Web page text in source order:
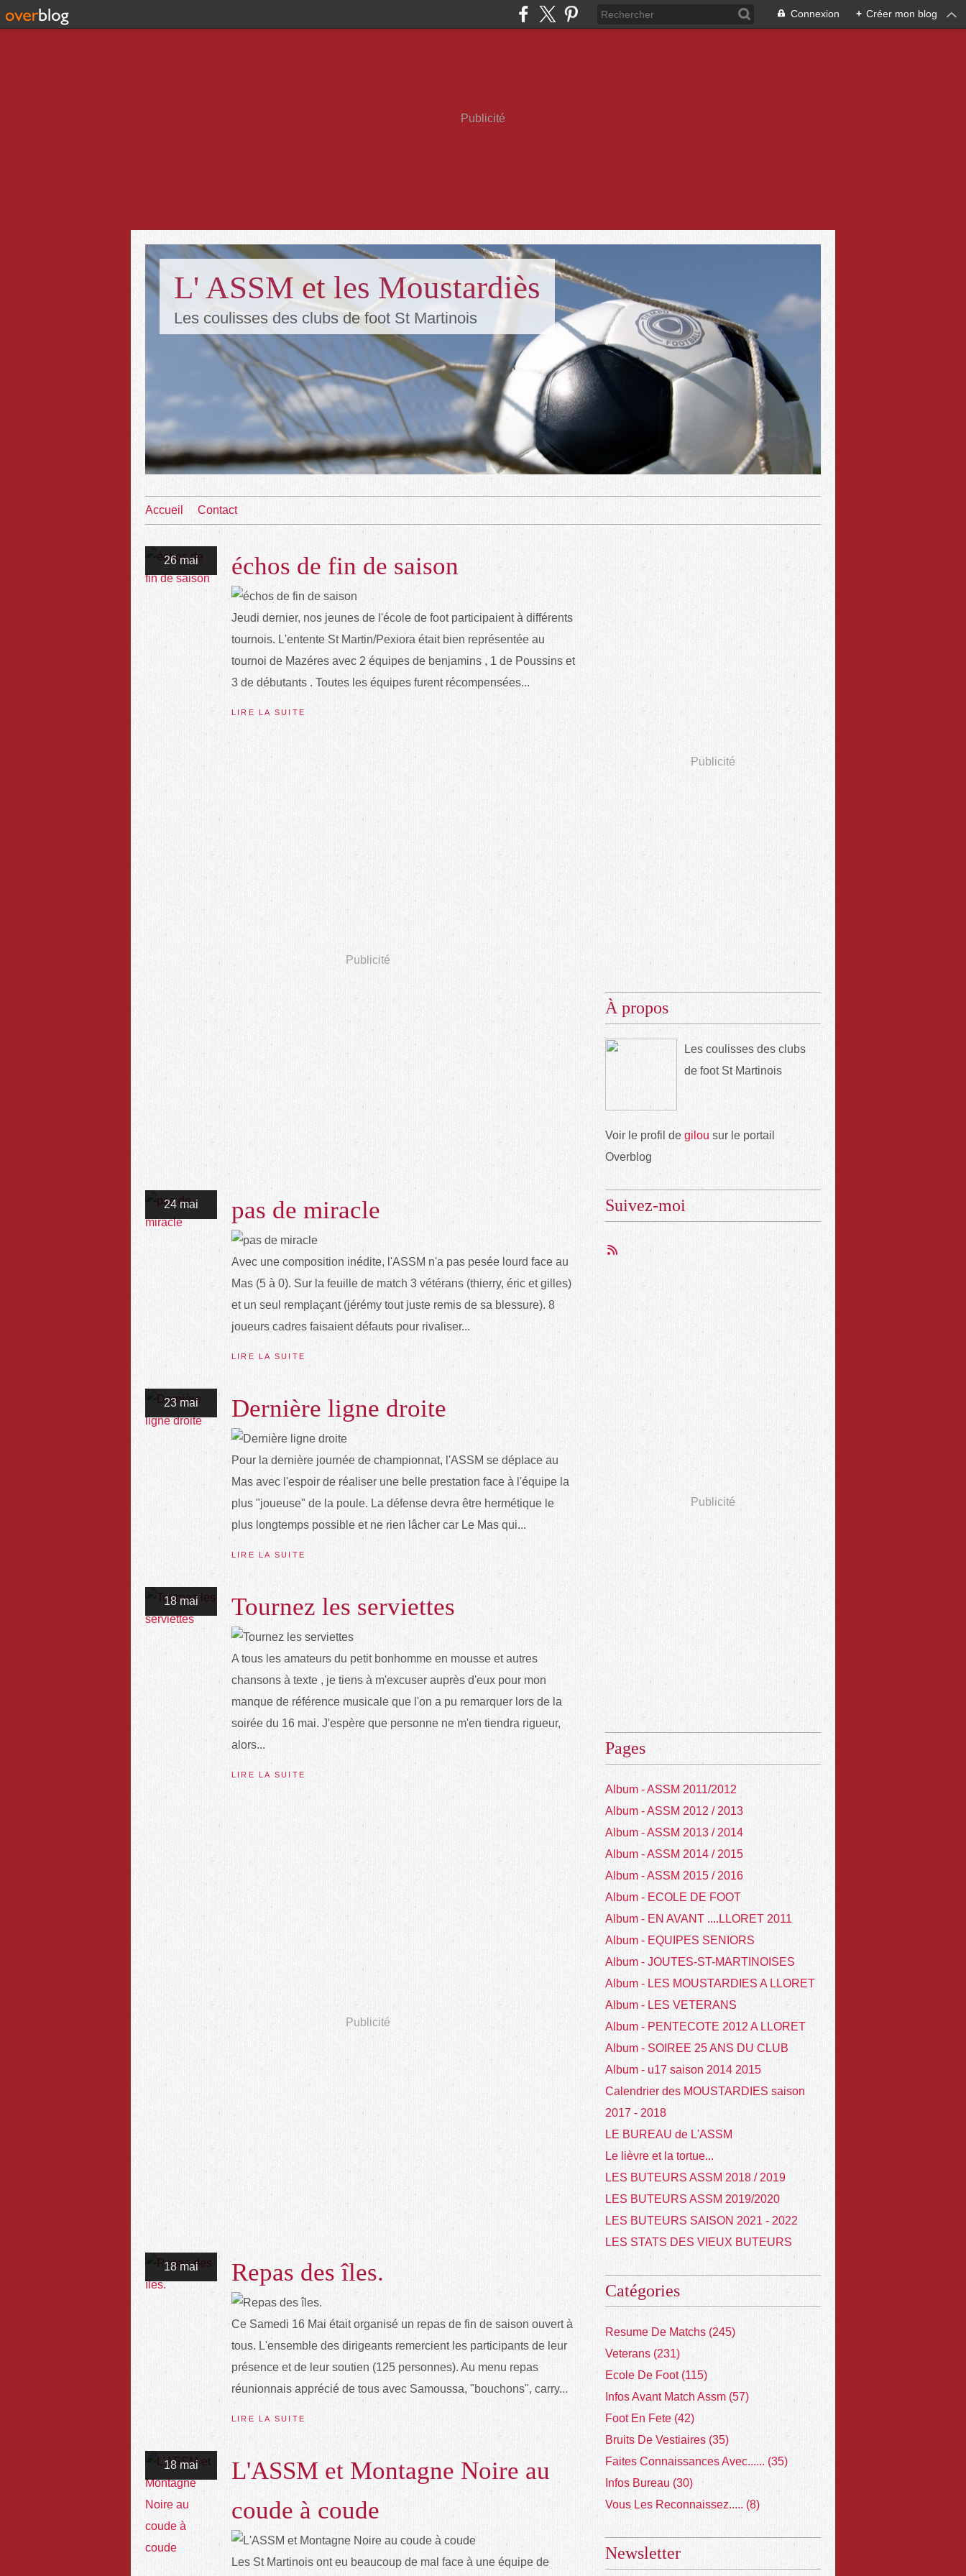
Connexion + Créer mon blog
Publicité
L' ASSM et les Moustardiès
Les coulisses des clubs de foot St Martinois
Accueil Contact
26 mai échos de fin de saison
Jeudi dernier, nos jeunes de l'école de foot participaient à différents
tournois. L'entente St Martin/Pexiora était bien représentée au
tournoi de Mazéres avec 2 équipes de benjamins , 1 de Poussins et
3 de débutants . Toutes les équipes furent récompensées...
LIRE LA SUITE
Publicité
24 mai pas de miracle
Avec une composition inédite, l'ASSM n'a pas pesée lourd face au
Mas (5 à 0). Sur la feuille de match 3 vétérans (thierry, éric et gilles)
et un seul remplaçant (jérémy tout juste remis de sa blessure). 8
joueurs cadres faisaient défauts pour rivaliser...
LIRE LA SUITE
23 mai Dernière ligne droite
Pour la dernière journée de championnat, l'ASSM se déplace au
Mas avec l'espoir de réaliser une belle prestation face à l'équipe la
plus "joueuse" de la poule. La défense devra être hermétique le
plus longtemps possible et ne rien lâcher car Le Mas qui...
LIRE LA SUITE
18 mai Tournez les serviettes
A tous les amateurs du petit bonhomme en mousse et autres
chansons à texte , je tiens à m'excuser auprès d'eux pour mon
manque de référence musicale que l'on a pu remarquer lors de la
soirée du 16 mai. J'espère que personne ne m'en tiendra rigueur,
alors...
LIRE LA SUITE
Publicité
18 mai Repas des îles.
Ce Samedi 16 Mai était organisé un repas de fin de saison ouvert à
tous. L'ensemble des dirigeants remercient les participants de leur
présence et de leur soutien (125 personnes). Au menu repas
réunionnais apprécié de tous avec Samoussa, "bouchons", carry...
LIRE LA SUITE
18 mai
L'ASSM et Montagne Noire au
coude à coude
Les St Martinois ont eu beaucoup de mal face à une équipe de
Publicité
À propos
Les coulisses des clubs
de foot St Martinois
Voir le profil de gilou sur le portail
Overblog
Suivez-moi
Publicité
Pages
Album - ASSM 2011/2012
Album - ASSM 2012 / 2013
Album - ASSM 2013 / 2014
Album - ASSM 2014 / 2015
Album - ASSM 2015 / 2016
Album - ECOLE DE FOOT
Album - EN AVANT ....LLORET 2011
Album - EQUIPES SENIORS
Album - JOUTES-ST-MARTINOISES
Album - LES MOUSTARDIES A LLORET
Album - LES VETERANS
Album - PENTECOTE 2012 A LLORET
Album - SOIREE 25 ANS DU CLUB
Album - u17 saison 2014 2015
Calendrier des MOUSTARDIES saison
2017 - 2018
LE BUREAU de L'ASSM
Le lièvre et la tortue...
LES BUTEURS ASSM 2018 / 2019
LES BUTEURS ASSM 2019/2020
LES BUTEURS SAISON 2021 - 2022
LES STATS DES VIEUX BUTEURS
Catégories
Resume De Matchs (245)
Veterans (231)
Ecole De Foot(115)
Infos Avant Match Assm (57)
Foot En Fete (42)
Bruits De Vestiaires (35)
Faites Connaissances Avec...... (35)
Infos Bureau (30)
Vous Les Reconnaissez..... (8)
Newsletter